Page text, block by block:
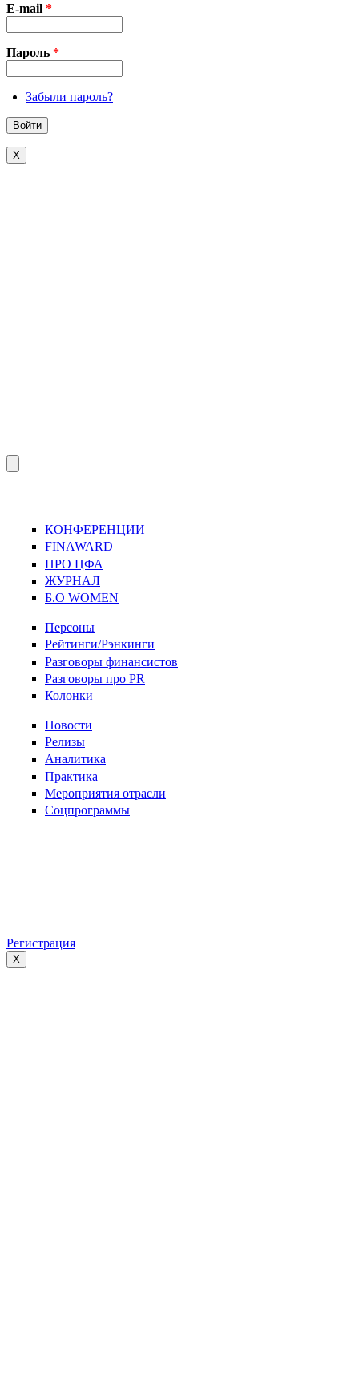
E-mail *
Пароль *
Забыли пароль?
X
КОНФЕРЕНЦИИ
FINAWARD
ПРО ЦФА
ЖУРНАЛ
Б.О WOMEN
Персоны
Рейтинги/Рэнкинги
Разговоры финансистов
Разговоры про PR
Колонки
Новости
Релизы
Аналитика
Практика
Мероприятия отрасли
Соцпрограммы
Регистрация
X